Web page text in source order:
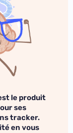
le produit
ses
tracker.
en vous